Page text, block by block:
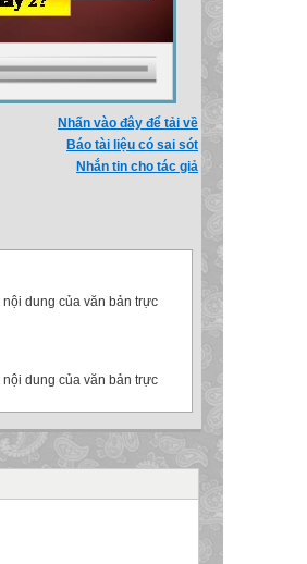
Nhấn vào đây để tải về
Báo tài liệu có sai sót
Nhắn tin cho tác giả
dung của văn bản trực
dung của văn bản trực
(Chèn hình ảnh) xuất hiện.